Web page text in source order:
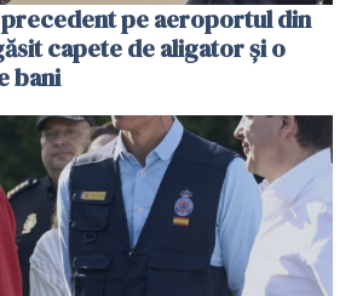
pe aeroportul din
capete de aligator și o
bani